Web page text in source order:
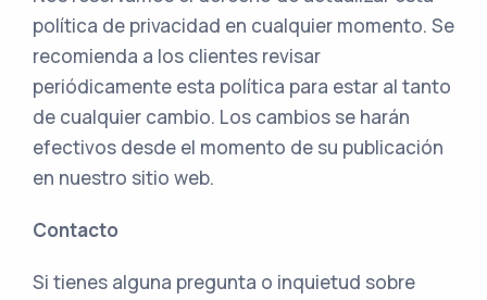
política de privacidad en cualquier momento. Se
recomienda a los clientes revisar
periódicamente esta política para estar al tanto
de cualquier cambio. Los cambios se harán
efectivos desde el momento de su publicación
en nuestro sitio web.
Contacto
Si tienes alguna pregunta o inquietud sobre